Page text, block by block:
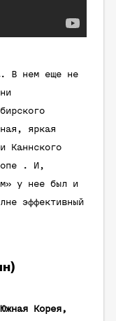
В нем еще не
яркая
Каннского
. И,
у нее был и
эффективный
Корея,